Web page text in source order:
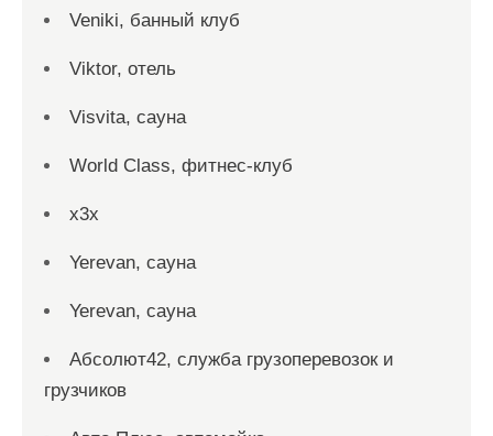
Veniki, банный клуб
Viktor, отель
Visvita, сауна
World Class, фитнес-клуб
x3x
Yerevan, сауна
Yerevan, сауна
Абсолют42, служба грузоперевозок и
грузчиков